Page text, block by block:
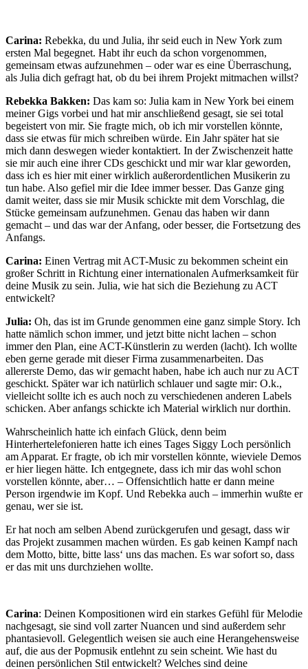
Carina: Rebekka, du und Julia, ihr seid euch in New York zum
ersten Mal begegnet. Habt ihr euch da schon vorgenommen,
gemeinsam etwas aufzunehmen – oder war es eine Überraschung,
als Julia dich gefragt hat, ob du bei ihrem Projekt mitmachen willst?
Rebekka Bakken: Das kam so: Julia kam in New York bei einem
meiner Gigs vorbei und hat mir anschließend gesagt, sie sei total
begeistert von mir. Sie fragte mich, ob ich mir vorstellen könnte,
dass sie etwas für mich schreiben würde. Ein Jahr später hat sie
mich dann deswegen wieder kontaktiert. In der Zwischenzeit hatte
sie mir auch eine ihrer CDs geschickt und mir war klar geworden,
dass ich es hier mit einer wirklich außerordentlichen Musikerin zu
tun habe. Also gefiel mir die Idee immer besser. Das Ganze ging
damit weiter, dass sie mir Musik schickte mit dem Vorschlag, die
Stücke gemeinsam aufzunehmen. Genau das haben wir dann
gemacht – und das war der Anfang, oder besser, die Fortsetzung des
Anfangs.
Carina: Einen Vertrag mit ACT-Music zu bekommen scheint ein
großer Schritt in Richtung einer internationalen Aufmerksamkeit für
deine Musik zu sein. Julia, wie hat sich die Beziehung zu ACT
entwickelt?
Julia: Oh, das ist im Grunde genommen eine ganz simple Story. Ich
hatte nämlich schon immer, und jetzt bitte nicht lachen – schon
immer den Plan, eine ACT-Künstlerin zu werden (lacht). Ich wollte
eben gerne gerade mit dieser Firma zusammenarbeiten. Das
allererste Demo, das wir gemacht haben, habe ich auch nur zu ACT
geschickt. Später war ich natürlich schlauer und sagte mir: O.k.,
vielleicht sollte ich es auch noch zu verschiedenen anderen Labels
schicken. Aber anfangs schickte ich Material wirklich nur dorthin.
Wahrscheinlich hatte ich einfach Glück, denn beim
Hinterhertelefonieren hatte ich eines Tages Siggy Loch persönlich
am Apparat. Er fragte, ob ich mir vorstellen könnte, wieviele Demos
er hier liegen hätte. Ich entgegnete, dass ich mir das wohl schon
vorstellen könnte, aber… – Offensichtlich hatte er dann meine
Person irgendwie im Kopf. Und Rebekka auch – immerhin wußte er
genau, wer sie ist.
Er hat noch am selben Abend zurückgerufen und gesagt, dass wir
das Projekt zusammen machen würden. Es gab keinen Kampf nach
dem Motto, bitte, bitte lass‘ uns das machen. Es war sofort so, dass
er das mit uns durchziehen wollte.
Carina: Deinen Kompositionen wird ein starkes Gefühl für Melodie
nachgesagt, sie sind voll zarter Nuancen und sind außerdem sehr
phantasievoll. Gelegentlich weisen sie auch eine Herangehensweise
auf, die aus der Popmusik entlehnt zu sein scheint. Wie hast du
deinen persönlichen Stil entwickelt? Welches sind deine